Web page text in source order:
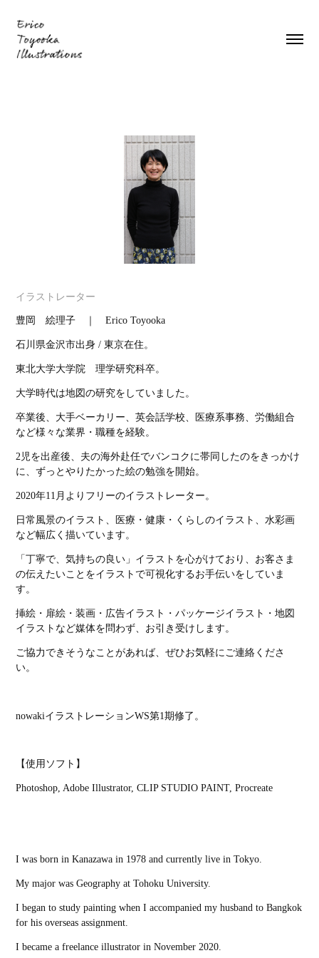
イラストレーター
豊岡 絵理子 ｜ Erico Toyooka
石川県金沢市出身 / 東京在住。
東北大学大学院 理学研究科卒。
大学時代は地図の研究をしていました。
卒業後、大手ベーカリー、英会話学校、医療系事務、労働組合
など様々な業界・職種を経験。
2児を出産後、夫の海外赴任でバンコクに帯同したのをきっかけ
に、ずっとやりたかった絵の勉強を開始。
2020年11月よりフリーのイラストレーター。
日常風景のイラスト、医療・健康・くらしのイラスト、水彩画
など幅広く描いています。
「丁寧で、気持ちの良い」イラストを心がけており、お客さま
の伝えたいことをイラストで可視化するお手伝いをしていま
す。
挿絵・扉絵・装画・広告イラスト・パッケージイラスト・地図
イラストなど媒体を問わず、お引き受けします。
ご協力できそうなことがあれば、ぜひお気軽にご連絡くださ
い。
nowakiイラストレーションWS第1期修了。
【使用ソフト】
Photoshop, Adobe Illustrator, CLIP STUDIO PAINT, Procreate
I was born in Kanazawa in 1978 and currently live in Tokyo.
My major was Geography at Tohoku University.
I began to study painting when I accompanied my husband to Bangkok
for his overseas assignment.
I became a freelance illustrator in November 2020.